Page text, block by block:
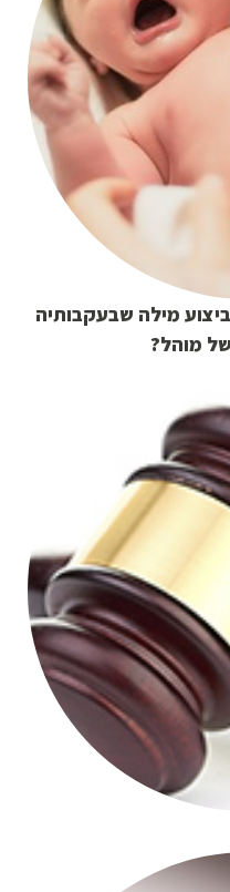
מילה שבעקבותיה
מוהל?